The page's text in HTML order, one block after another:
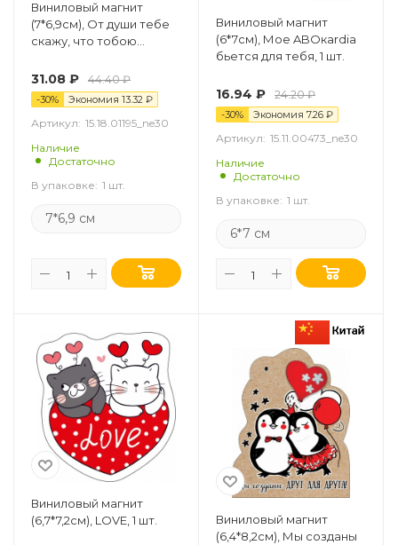
Виниловый магнит
(7*6,9см), От души тебе
скажу, что тобою
31.08 ₽ 44.40₽
-30% Экономия 13.32 ₽
Артикул: 15.18.01195_ne30
Наличие
Достаточно
В упаковке: 1 шт.
7*6,9 см
Виниловый магнит
(6*7см), Мое ABOкardia
бьется для тебя, 1 шт.
16.94 ₽ 24.20₽
-30% Экономия 7.26 ₽
Артикул: 15.11.00473_ne30
Наличие
Достаточно
В упаковке: 1 шт.
6*7 см
Виниловый магнит
(6,7*7,2см), LOVE, 1 шт.
Виниловый магнит
(6,4*8,2см), Мы созданы